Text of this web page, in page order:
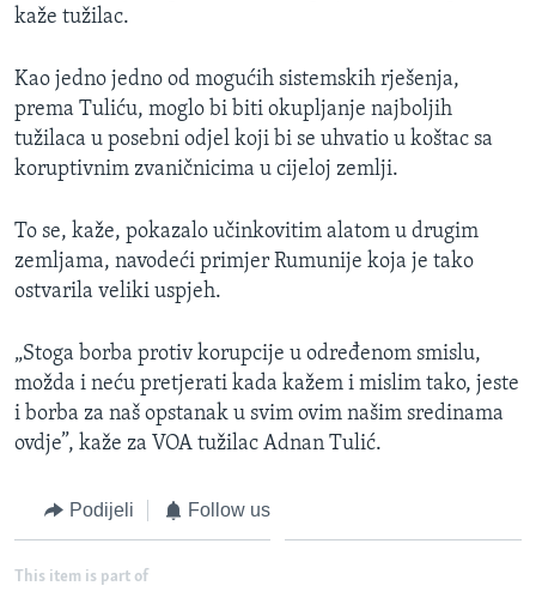
kaže tužilac.
Kao jedno jedno od mogućih sistemskih rješenja,
prema Tuliću, moglo bi biti okupljanje najboljih
tužilaca u posebni odjel koji bi se uhvatio u koštac sa
koruptivnim zvaničnicima u cijeloj zemlji.
To se, kaže, pokazalo učinkovitim alatom u drugim
zemljama, navodeći primjer Rumunije koja je tako
ostvarila veliki uspjeh.
„Stoga borba protiv korupcije u određenom smislu,
možda i neću pretjerati kada kažem i mislim tako, jeste
i borba za naš opstanak u svim ovim našim sredinama
ovdje”, kaže za VOA tužilac Adnan Tulić.
Podijeli Follow us
This item is part of